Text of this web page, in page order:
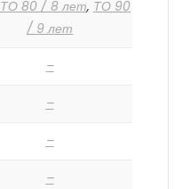
ТО 80 / 8 лет, ТО 90
/ 9 лет
–
–
–
–